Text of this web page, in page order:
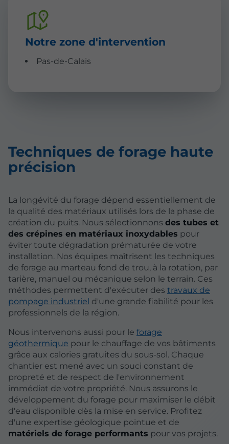
Notre zone d'intervention
Pas-de-Calais
Techniques de forage haute
précision
La longévité du forage dépend essentiellement de
la qualité des matériaux utilisés lors de la phase de
création du puits. Nous sélectionnonsdes tubes et
des crépines en matériaux inoxydables pour
éviter toute dégradation prématurée de votre
installation. Nos équipes maîtrisent les techniques
de forage au marteau fond de trou, à la rotation, par
tarière, manuel ou mécanique selon le terrain. Ces
méthodes permettent d'exécuter destravaux de
pompage industriel d'une grande fiabilité pour les
professionnels de la région.
Nous intervenons aussi pour leforage
géothermique pour le chauffage de vos bâtiments
grâce aux calories gratuites du sous-sol. Chaque
chantier est mené avec un souci constant de
propreté et de respect de l'environnement
immédiat de votre propriété. Nous assurons le
développement du forage pour maximiser le débit
d'eau disponible dès la mise en service. Profitez
d'une expertise géologique pointue et de
matériels de forage performants pour vos projets.